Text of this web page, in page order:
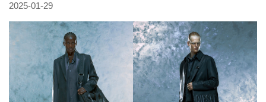
2025-01-29